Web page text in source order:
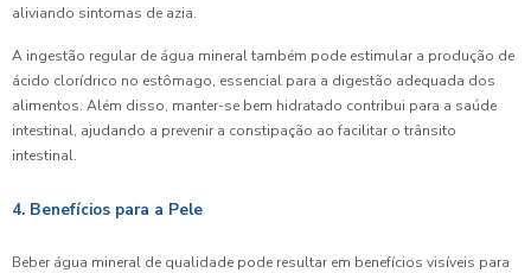
aliviando sintomas de azia.
A ingestão regular de água mineral também pode estimular a produção de
ácido clorídrico no estômago, essencial para a digestão adequada dos
alimentos. Além disso, manter-se bem hidratado contribui para a saúde
intestinal, ajudando a prevenir a constipação ao facilitar o trânsito
intestinal.
4. Benefícios para a Pele
Beber água mineral de qualidade pode resultar em benefícios visíveis para